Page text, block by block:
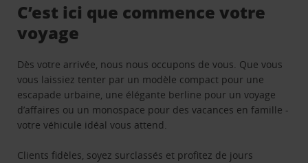
C’est ici que commence votre
voyage
Dès votre arrivée, nous nous occupons de vous. Que vous
vous laissiez tenter par un modèle compact pour une
escapade urbaine, une élégante berline pour un voyage
d’affaires ou un monospace pour des vacances en famille -
votre véhicule idéal vous attend.
Clients fidèles, soyez surclassés et profitez de jours